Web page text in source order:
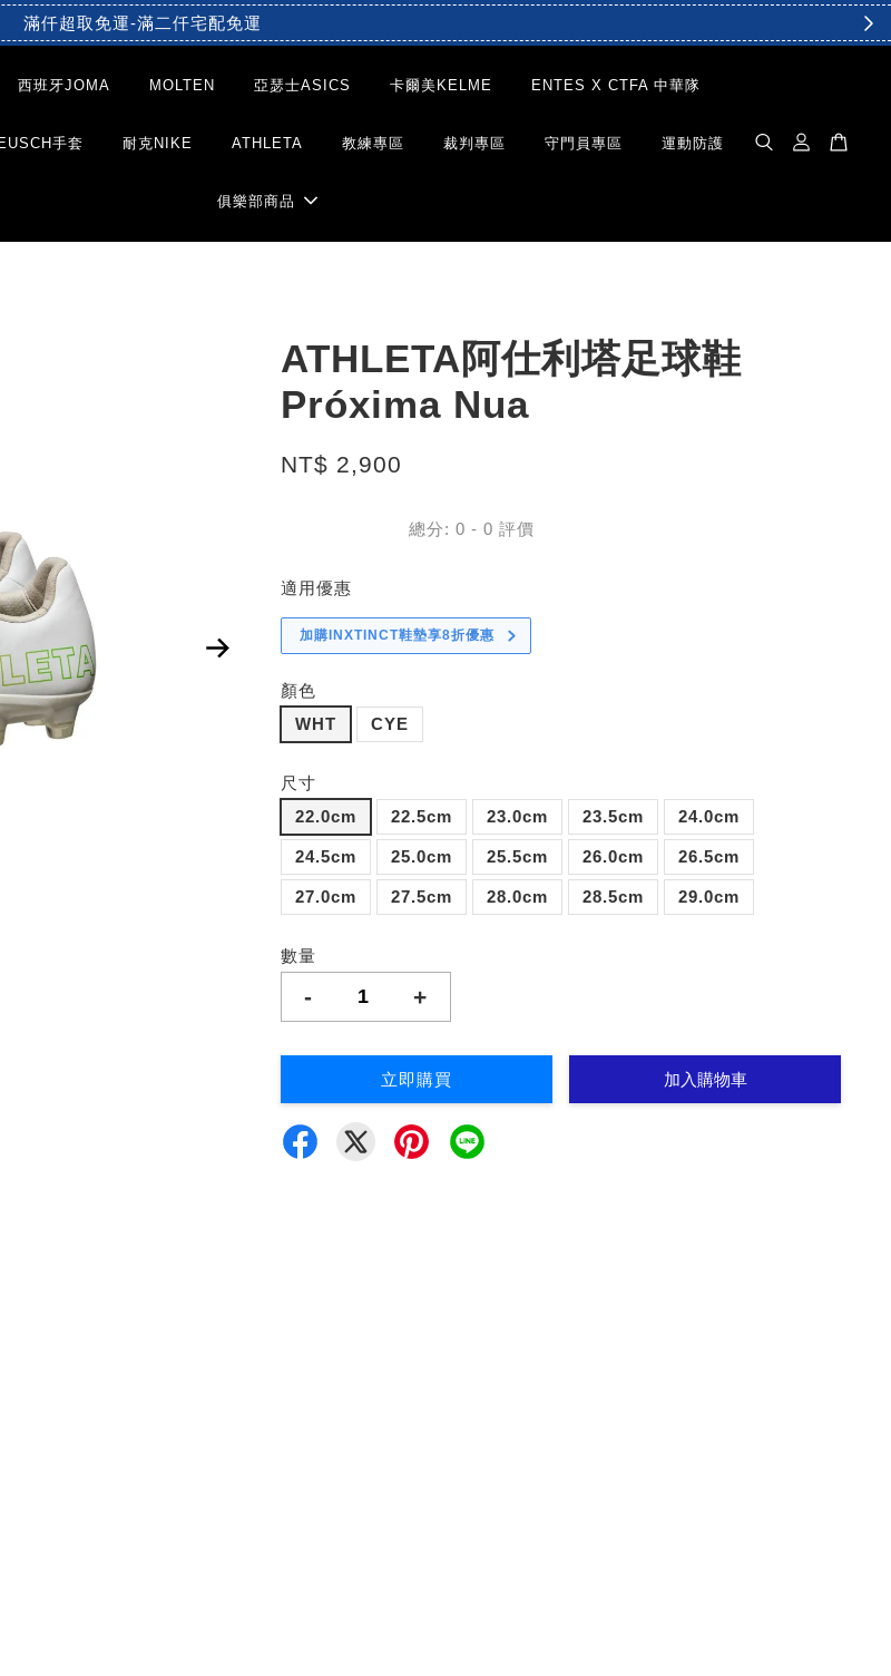
滿仟超取免運-滿二仟宅配免運
西班牙JOMA MOLTEN 亞瑟士ASICS 卡爾美KELME ENTES X CTFA 中華隊
手套 耐克NIKE ATHLETA 教練專區 裁判專區 守門員專區 運動防護
俱樂部商品
ATHLETA阿仕利塔足球鞋
Próxima Nua
NT$ 2,900
總分:0 -0 評價
適用優惠
加購INXTINCT鞋墊享8折優惠
顏色
WHT
CYE
尺寸
22.0cm
22.5cm 23.0cm 23.5cm 24.0cm
24.5cm 25.0cm 25.5cm 26.0cm 26.5cm
27.0cm 27.5cm 28.0cm 28.5cm 29.0cm
數量
- +
立即購買 加入購物車